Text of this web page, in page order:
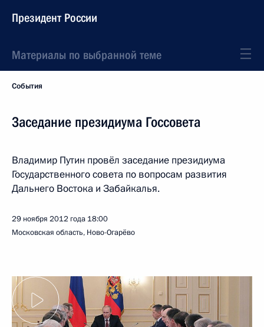
Президент России
Материалы по выбранной теме
События
Заседание президиума Госсовета
Владимир Путин провёл заседание президиума
Государственного совета по вопросам развития
Дальнего Востока и Забайкалья.
29 ноября 2012 года 18:00
Московская область, Ново-Огарёво